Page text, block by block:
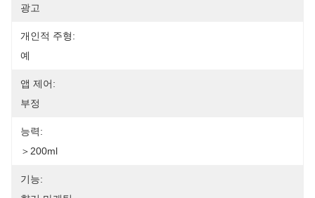
광고
개인적 주형:
예
앱 제어:
부정
능력:
＞200ml
기능: